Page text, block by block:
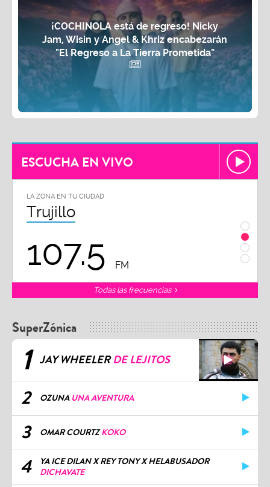
¡COCHINOLA está de regreso! Nicky
Jam, Wisin y Angel & Khriz encabezarán
"El Regreso a La Tierra Prometida"
ESCUCHA EN VIVO
LA ZONA EN TU CIUDAD
Chiclayo
102.3 FM
Todas las frecuencias
SuperZónica
1 JAY WHEELERDE LEJITOS
2 OZUNA UNA AVENTURA
3 OMAR COURTZKOKO
4
YA ICE DILAN X REY TONY X HELABUSADOR
DICHAVATE